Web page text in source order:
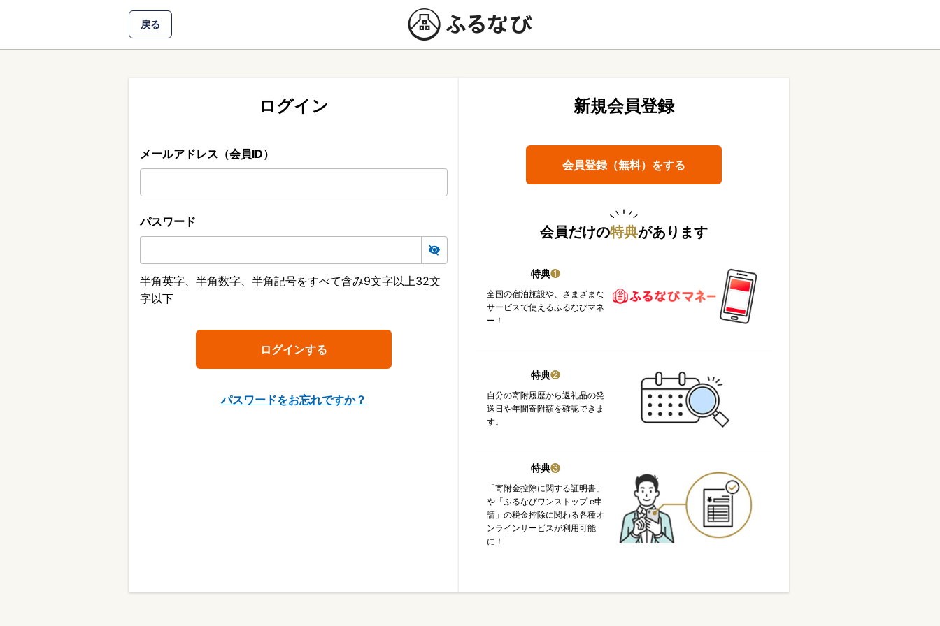
戻る
ログイン
メールアドレス（会員ID）
パスワード
半角英字、半角数字、半角記号をすべて含み9文字以上32文
字以下
パスワードをお忘れですか？
新規会員登録
会員登録（無料）をする
会員だけの特典があります
特典❶
全国の宿泊施設や、さまざまな
サービスで使えるふるなびマネ
ー！
特典❷
自分の寄附履歴から返礼品の発
送日や年間寄附額を確認できま
す。
特典❸
「寄附金控除に関する証明書」
や「ふるなびワンストップ e申
請」の税金控除に関わる各種オ
ンラインサービスが利用可能
に！